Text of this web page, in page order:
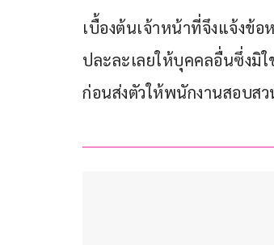
เบื้องต้นเจ้าหน้าที่จึงแจ้งข้
ปละละเลยให้บุคคลอื่นซึ่งมิ
ก่อนส่งตัวให้พนักงานสอบส